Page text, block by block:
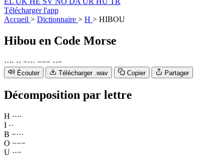
Télécharger l'app
Accueil > Dictionnaire > H > HIBOU
Hibou en Code Morse
···· ·· −··· −−− ··−
Écouter Télécharger .wav Copier Partager
Décomposition par lettre
H ····
I ··
B −···
O −−−
U ··−